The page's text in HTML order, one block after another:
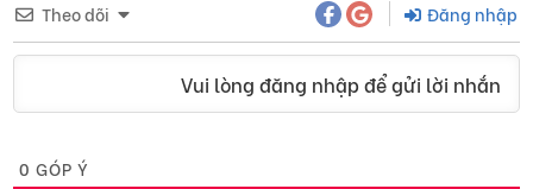
Theo dõi Đăng nhập
Vui lòng đăng nhập để gửi lời nhắn
0 GÓP Ý